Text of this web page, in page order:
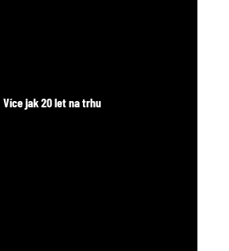
Více jak 20 let na trhu